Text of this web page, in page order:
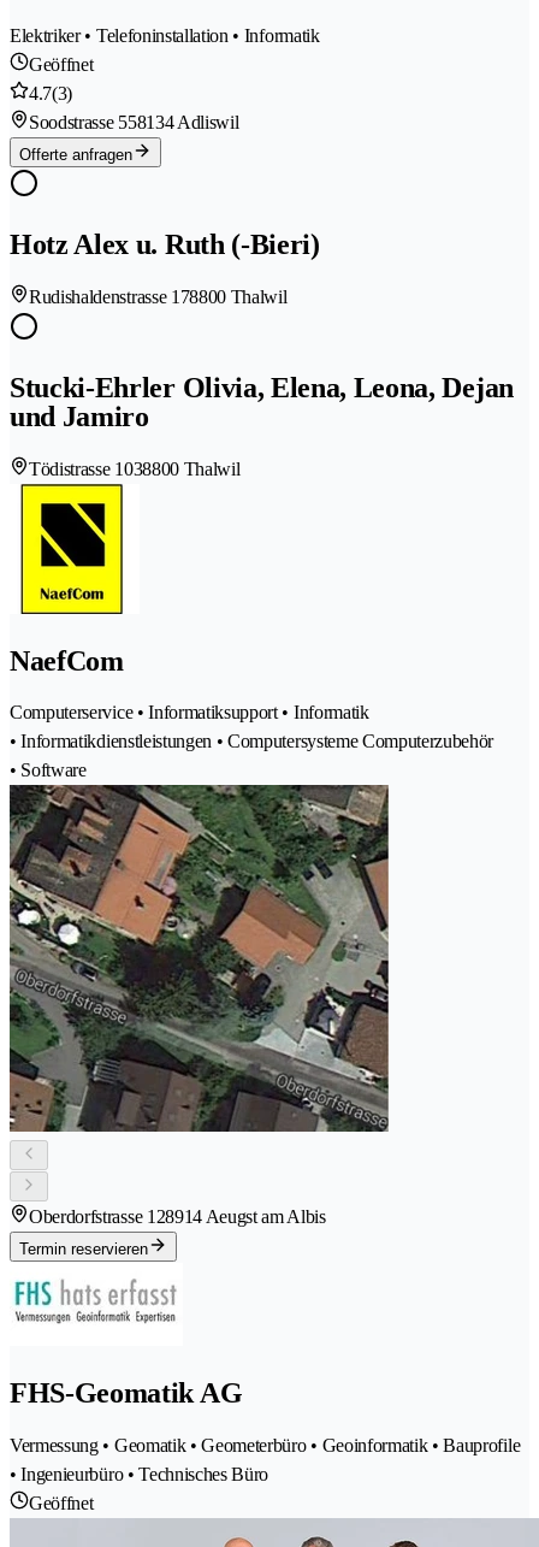
Elektriker • Telefoninstallation • Informatik
Geöffnet
4.7(3)
Soodstrasse 558134 Adliswil
Offerte anfragen
Hotz Alex u. Ruth (-Bieri)
Rudishaldenstrasse 178800 Thalwil
Stucki-Ehrler Olivia, Elena, Leona, Dejan
und Jamiro
Tödistrasse 1038800 Thalwil
NaefCom
Computerservice • Informatiksupport • Informatik
• Informatikdienstleistungen • Computersysteme Computerzubehör
• Software
Oberdorfstrasse 128914 Aeugst am Albis
Termin reservieren
FHS-Geomatik AG
Vermessung • Geomatik • Geometerbüro • Geoinformatik • Bauprofile
• Ingenieurbüro • Technisches Büro
Geöffnet